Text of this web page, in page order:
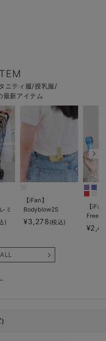
ニティ服/授乳服/
最新アイテム
ミ
)
【iFan】
Bodyblow2S
¥3,278(税込)
【
Freeze